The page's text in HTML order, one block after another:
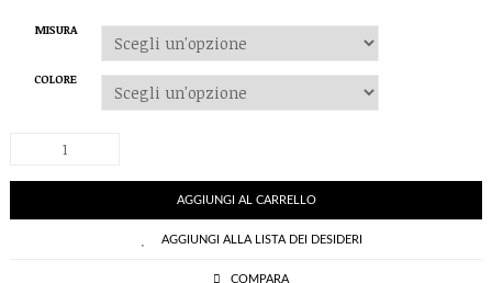
MISURA
COLORE
CAPEZIO
quantità
AGGIUNGI AL CARRELLO
AGGIUNGI ALLA LISTA DEI DESIDERI
COMPARA